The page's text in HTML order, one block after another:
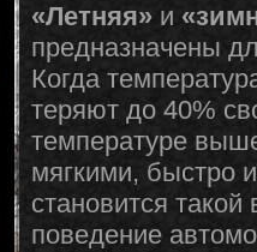
«Летняя» и
предназначены
Когда
теряют до 40%
температуре
мягкими, быстро
становится
поведение